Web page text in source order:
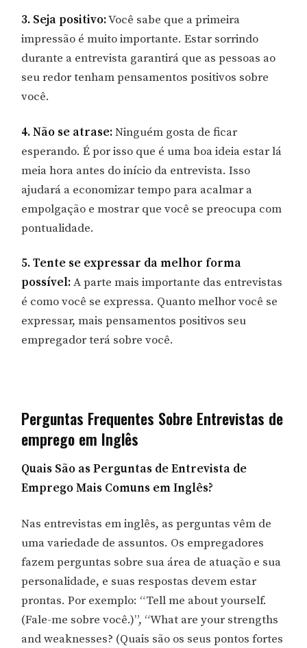
3. Seja positivo:Você sabe que a primeira
impressão é muito importante. Estar sorrindo
durante a entrevista garantirá que as pessoas ao
seu redor tenham pensamentos positivos sobre
você.
4. Não se atrase:Ninguém gosta de ficar
esperando. É por isso que é uma boa ideia estar lá
meia hora antes do início da entrevista. Isso
ajudará a economizar tempo para acalmar a
empolgação e mostrar que você se preocupa com
pontualidade.
5. Tente se expressar da melhor forma
possível:A parte mais importante das entrevistas
é como você se expressa. Quanto melhor você se
expressar, mais pensamentos positivos seu
empregador terá sobre você.
Perguntas Frequentes Sobre Entrevistas de
emprego em Inglês
Quais São as Perguntas de Entrevista de
Emprego Mais Comuns em Inglês?
Nas entrevistas em inglês, as perguntas vêm de
uma variedade de assuntos. Os empregadores
fazem perguntas sobre sua área de atuação e sua
personalidade, e suas respostas devem estar
prontas. Por exemplo: “Tell me about yourself.
(Fale-me sobre você.)”, “What are your strengths
and weaknesses? (Quais são os seus pontos fortes